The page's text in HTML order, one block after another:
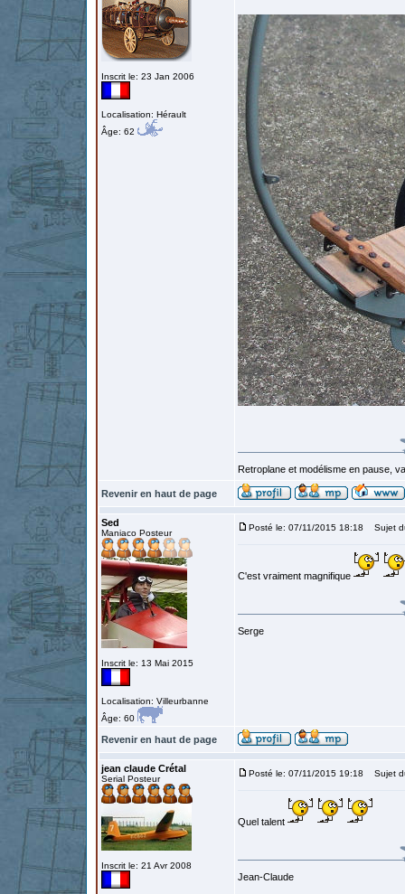
Inscrit le: 23 Jan 2006
Localisation: Hérault
Âge: 62
Retroplane et modélisme en pause,
Revenir en haut de page
Sed
Maniaco Posteur
Inscrit le: 13 Mai 2015
Localisation: Villeurbanne
Âge: 60
Posté le: 07/11/2015 18:18 Sujet
C'est vraiment magnifique
Serge
Revenir en haut de page
jean claude Crétal
Serial Posteur
Inscrit le: 21 Avr 2008
Posté le: 07/11/2015 19:18 Sujet
Quel talent
Jean-Claude